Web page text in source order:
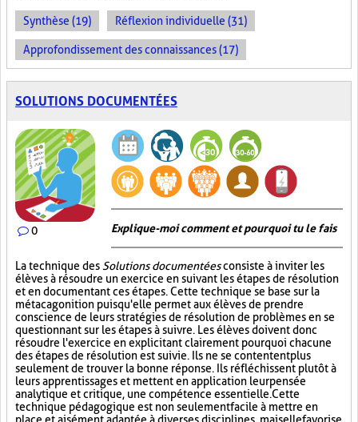
Synthèse (19) Réflexion individuelle (31)
Approfondissement des connaissances (17)
SOLUTIONS DOCUMENTÉES
0 Explique-moi comment et pourquoi tu le fais
La technique des Solutions documentéesconsiste à inviter les
élèves à résoudre un exercice en suivant les étapes de résolution
et en documentant ces étapes. Cette technique se base sur la
métacagonition puisqu'elle permet aux élèves de prendre
conscience de leurs stratégies de résolution de problèmes en se
questionnant sur les étapes à suivre. Les élèves doivent donc
résoudre l'exercice en explicitant clairement pourquoi chacune
des étapes de résolution est suivie. Ils ne se contentent plus
seulement de trouver la bonne réponse. Ils réfléchissent plutôt à
leurs apprentissages et mettent en application leur pensée
analytique et critique, une compétence essentielle. Cette
technique pédagogique est non seulement facile à mettre en